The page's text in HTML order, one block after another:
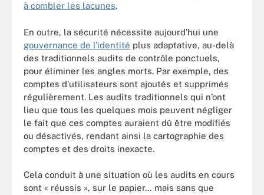
à combler les lacunes.
En outre, la sécurité nécessite aujourd’hui une
gouvernance de l’identité plus adaptative, au-delà
des traditionnels audits de contrôle ponctuels,
pour éliminer les angles morts. Par exemple, des
comptes d’utilisateurs sont ajoutés et supprimés
régulièrement. Les audits traditionnels qui n’ont
lieu que tous les quelques mois peuvent négliger
le fait que ces comptes auraient dû être modifiés
ou désactivés, rendant ainsi la cartographie des
comptes et des droits inexacte.
Cela conduit à une situation où les audits en cours
sont « réussis », sur le papier… mais sans que